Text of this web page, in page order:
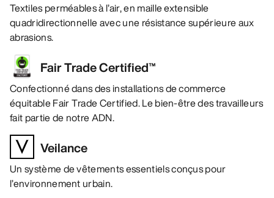
Textiles perméables à l’air, en maille extensible
quadridirectionnelle avec une résistance supérieure aux
abrasions.
Fair Trade Certified™
Confectionné dans des installations de commerce
équitable Fair Trade Certified. Le bien-être des travailleurs
fait partie de notre ADN.
Veilance
Un système de vêtements essentiels conçus pour
l’environnement urbain.